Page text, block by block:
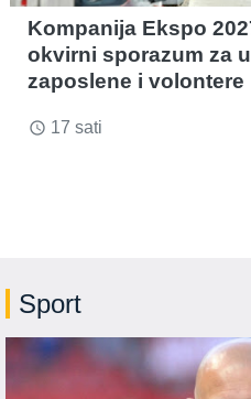
Kompanija Ekspo
okvirni sporazum za
zaposlene i volontere
access_time 17 sati
Sport